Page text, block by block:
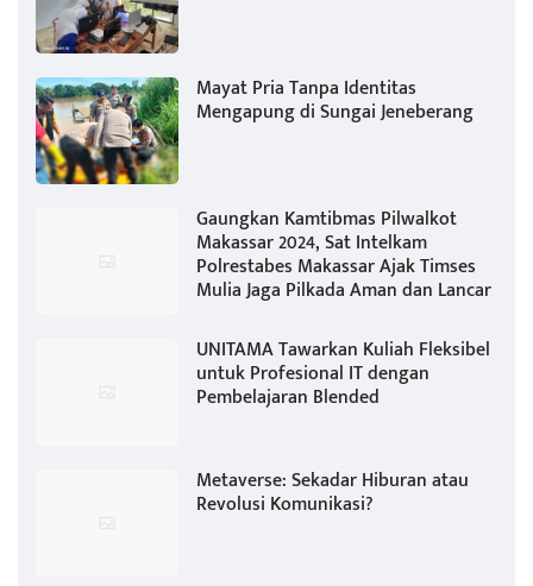
Mayat Pria Tanpa Identitas
Mengapung di Sungai Jeneberang
Gaungkan Kamtibmas Pilwalkot
Makassar 2024, Sat Intelkam
Polrestabes Makassar Ajak Timses
Mulia Jaga Pilkada Aman dan Lancar
UNITAMA Tawarkan Kuliah Fleksibel
untuk Profesional IT dengan
Pembelajaran Blended
Metaverse: Sekadar Hiburan atau
Revolusi Komunikasi?